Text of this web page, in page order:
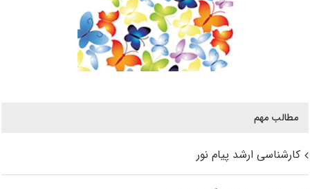
مطالب مهم
کارشناسی ارشد پیام نور